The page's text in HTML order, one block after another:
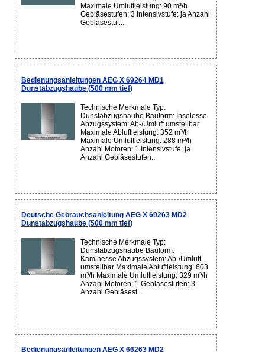
Maximale Umluftleistung: 90 m³/h
Gebläsestufen: 3 Intensivstufe: ja Anzahl
Gebläsestuf...
Bedienungsanleitungen AEG X 69264 MD1
Dunstabzugshaube (500 mm tief)
Technische Merkmale Typ:
Dunstabzugshaube Bauform: Inselesse
Abzugssystem: Ab-/Umluft umstellbar
Maximale Abluftleistung: 352 m³/h
Maximale Umluftleistung: 288 m³/h
Anzahl Motoren: 1 Intensivstufe: ja
Anzahl Gebläsestufen...
Deutsche Gebrauchsanleitung AEG X 69263 MD2
Dunstabzugshaube (500 mm tief)
Technische Merkmale Typ:
Dunstabzugshaube Bauform:
Kaminesse Abzugssystem: Ab-/Umluft
umstellbar Maximale Abluftleistung: 603
m³/h Maximale Umluftleistung: 329 m³/h
Anzahl Motoren: 1 Gebläsestufen: 3
Anzahl Gebläsest...
Bedienungsanleitungen AEG X 66263 MD2